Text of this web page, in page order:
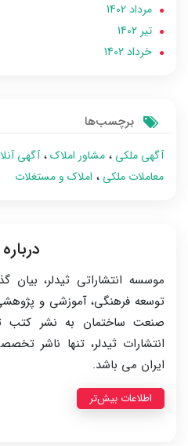
مرداد 1402
تير 1402
خرداد 1402
برچسب‌ها
آگهی ملکی مشاور املاک آگهی
معاملات ملکی
املاک و مستغلات
موسسه انتشاراتی ثیدلر، بیان
توسعه فرهنگی، آموزشی و
صنعت ساختمان به نشر کتب
انتشارات ثیدلر، تنها ناشر
ایران می باشد.
اطلاعات بیش‌تر